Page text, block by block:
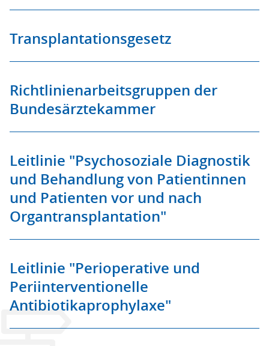
Transplantationsgesetz
Richtlinienarbeitsgruppen der
Bundesärztekammer
Leitlinie "Psychosoziale Diagnostik
und Behandlung von Patientinnen
und Patienten vor und nach
Organtransplantation"
Leitlinie "Perioperative und
Periinterventionelle
Antibiotikaprophylaxe"